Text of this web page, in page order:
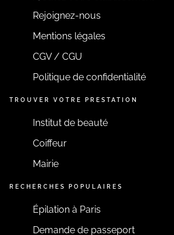
Rejoignez-nous
Mentions légales
CGV / CGU
Politique de confidentialité
TROUVER VOTRE PRESTATION
Institut de beauté
Coiffeur
Mairie
RECHERCHES POPULAIRES
Épilation à Paris
Demande de passeport